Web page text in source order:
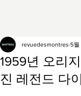
1959년 오리
진 레전드 다
revuedesmontres 5월